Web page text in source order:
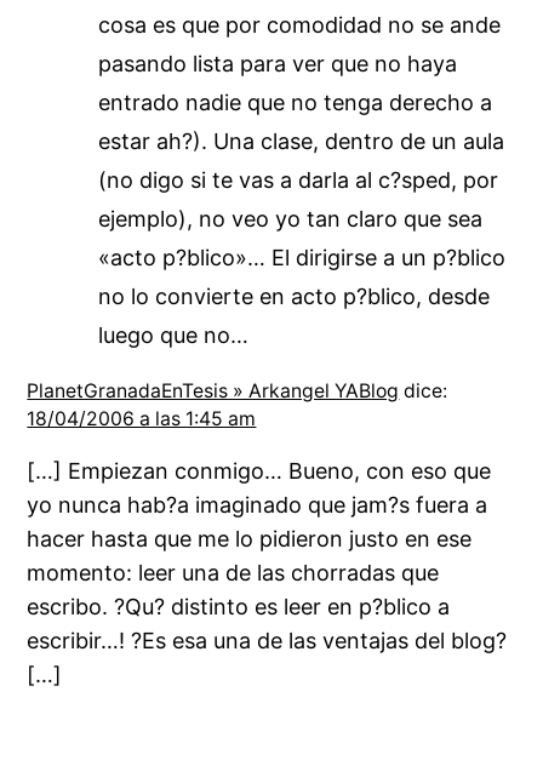
cosa es que por comodidad no se ande
pasando lista para ver que no haya
entrado nadie que no tenga derecho a
estar ah?). Una clase, dentro de un aula
(no digo si te vas a darla al c?sped, por
ejemplo), no veo yo tan claro que sea
«acto p?blico»… El dirigirse a un p?blico
no lo convierte en acto p?blico, desde
luego que no…
PlanetGranadaEnTesis » Arkangel YABlog dice:
18/04/2006 a las 1:45 am
[…] Empiezan conmigo… Bueno, con eso que
yo nunca hab?a imaginado que jam?s fuera a
hacer hasta que me lo pidieron justo en ese
momento: leer una de las chorradas que
escribo. ?Qu? distinto es leer en p?blico a
escribir…! ?Es esa una de las ventajas del blog?
[…]